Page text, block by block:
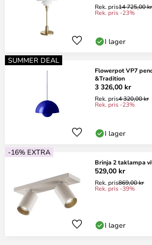
Rek. pris14 725,00 kr
Rek. pris -23%
I lager
SUMMER DEAL
Flowerpot VP7
&Tradition
3 326,00 kr
Rek. pris4 320,00 kr
Rek. pris -23%
I lager
-16% EXTRA
Brinja 2 taklampa
529,00 kr
Rek. pris869,00 kr
Rek. pris -39%
I lager